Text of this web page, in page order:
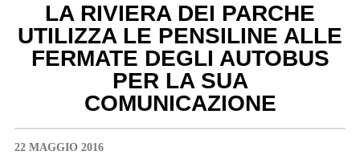
LA RIVIERA DEI PARCHE
UTILIZZA LE PENSILINE ALLE
FERMATE DEGLI AUTOBUS
PER LA SUA
COMUNICAZIONE
22 MAGGIO 2016